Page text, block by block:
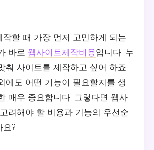
작할 때 가장 먼저 고민하게 되는
바로 웹사이트제작비용입니다. 누
춰 사이트를 제작하고 싶어 하죠.
에도 어떤 기능이 필요할지를 생
매우 중요합니다. 그렇다면 웹사
려해야 할 비용과 기능의 우선순
요?